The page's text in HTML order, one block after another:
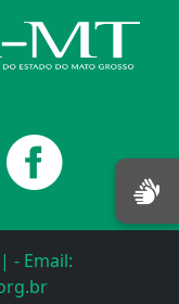
- Email: